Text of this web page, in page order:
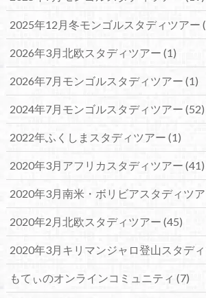
2025年12月冬モンゴルスタディツアー
2026年3月北欧スタディツアー (1)
2026年7月モンゴルスタディツアー (1)
2024年7月モンゴルスタディツアー (52)
2022年ふくしまスタディツアー (1)
2020年3月アフリカスタディツアー (41)
2020年3月南米・ボリビアスタディツ
2020年2月北欧スタディツアー (45)
2020年3月キリマンジャロ登山スタデ
もてぃのオンラインコミュニティ (7)